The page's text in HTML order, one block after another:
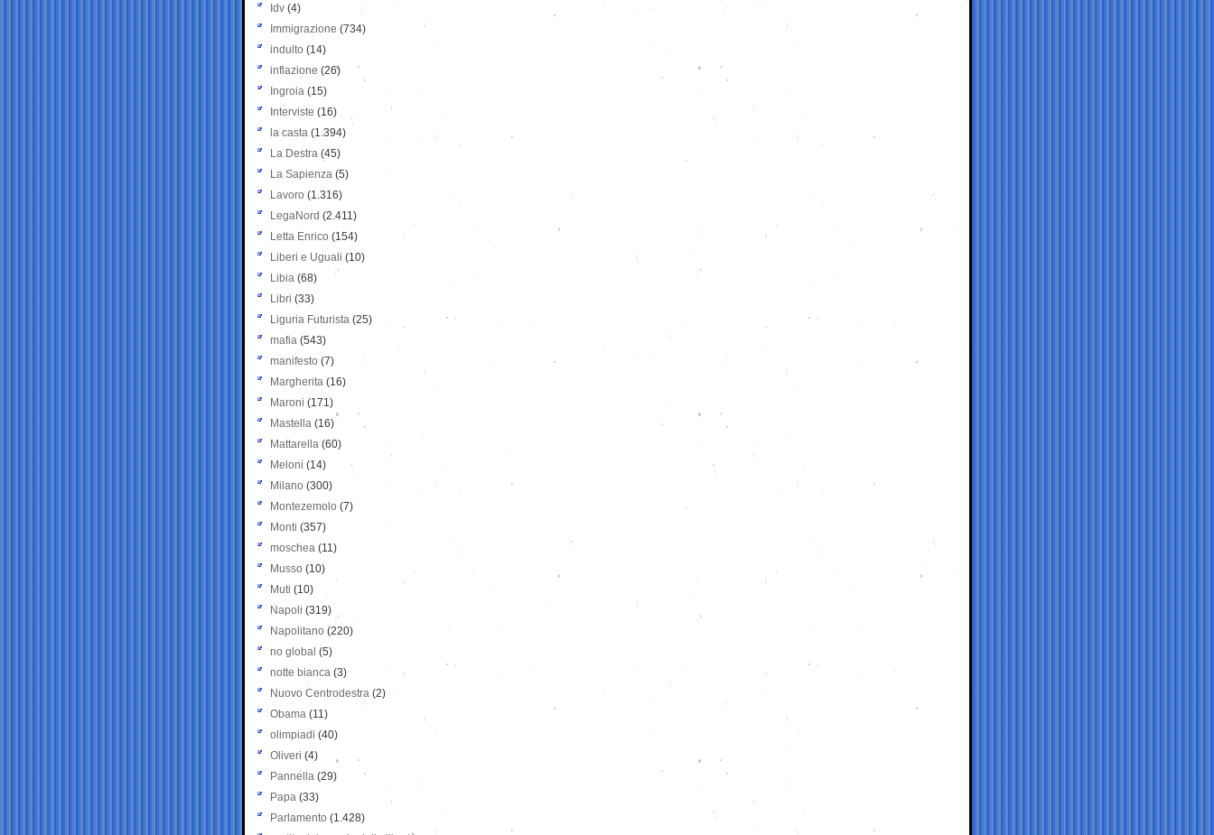
Idv (4)
Immigrazione (734)
indulto (14)
inflazione (26)
Ingroia (15)
Interviste (16)
la casta (1.394)
La Destra (45)
La Sapienza (5)
Lavoro (1.316)
LegaNord (2.411)
Letta Enrico (154)
Liberi e Uguali (10)
Libia (68)
Libri (33)
Liguria Futurista (25)
mafia (543)
manifesto (7)
Margherita (16)
Maroni (171)
Mastella (16)
Mattarella (60)
Meloni (14)
Milano (300)
Montezemolo (7)
Monti (357)
moschea (11)
Musso (10)
Muti (10)
Napoli (319)
Napolitano (220)
no global (5)
notte bianca (3)
Nuovo Centrodestra (2)
Obama (11)
olimpiadi (40)
Oliveri (4)
Pannella (29)
Papa (33)
Parlamento (1.428)